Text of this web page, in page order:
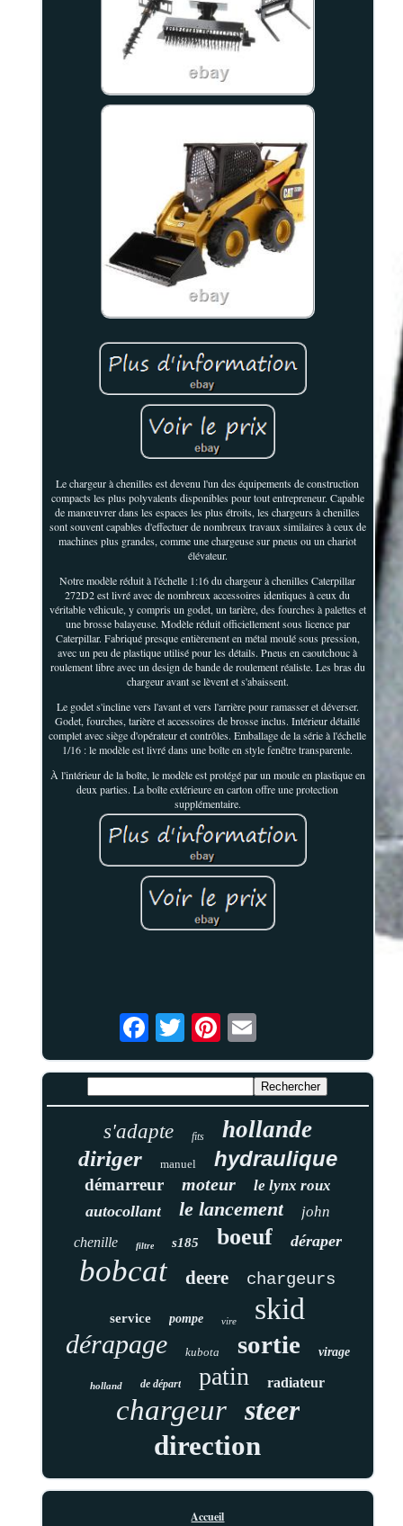
Le chargeur à chenilles est devenu l'un des équipements de construction
compacts les plus polyvalents disponibles pour tout entrepreneur. Capable
de manœuvrer dans les espaces les plus étroits, les chargeurs à chenilles
sont souvent capables d'effectuer de nombreux travaux similaires à ceux de
machines plus grandes, comme une chargeuse sur pneus ou un chariot
élévateur.
Notre modèle réduit à l'échelle 1:16 du chargeur à chenilles Caterpillar
272D2 est livré avec de nombreux accessoires identiques à ceux du
véritable véhicule, y compris un godet, un tarière, des fourches à palettes et
une brosse balayeuse. Modèle réduit officiellement sous licence par
Caterpillar. Fabriqué presque entièrement en métal moulé sous pression,
avec un peu de plastique utilisé pour les détails. Pneus en caoutchouc à
roulement libre avec un design de bande de roulement réaliste. Les bras du
chargeur avant se lèvent et s'abaissent.
Le godet s'incline vers l'avant et vers l'arrière pour ramasser et déverser.
Godet, fourches, tarière et accessoires de brosse inclus. Intérieur détaillé
complet avec siège d'opérateur et contrôles. Emballage de la série à l'échelle
1/16 : le modèle est livré dans une boîte en style fenêtre transparente.
À l'intérieur de la boîte, le modèle est protégé par un moule en plastique en
deux parties. La boîte extérieure en carton offre une protection
supplémentaire.
s'adapte fits hollande
diriger manuel hydraulique
démarreur moteur le lynx roux
autocollant le lancement john
chenille filtre s185 boeuf déraper
bobcat deere chargeurs
service pompe vire skid
dérapage kubota sortie virage
holland de départ patin radiateur
chargeur steer
direction
Accueil